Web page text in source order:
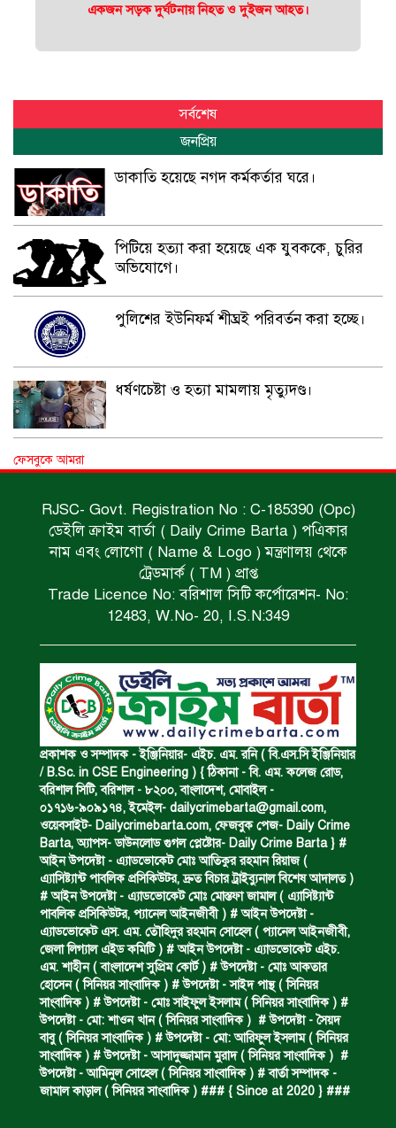
একজন সড়ক দুর্ঘটনায় নিহত ও দুইজন আহত।
সর্বশেষ
জনপ্রিয়
ডাকাতি হয়েছে নগদ কর্মকর্তার ঘরে।
পিটিয়ে হত্যা করা হয়েছে এক যুবককে, চুরির
অভিযোগে।
পুলিশের ইউনিফর্ম শীঘ্রই পরিবর্তন করা হচ্ছে।
ধর্ষণচেষ্টা ও হত্যা মামলায় মৃত্যুদণ্ড।
সড়ক দুর্ঘটনায় বাসচাপায় মৃত্যুর ঘটনা।
বিজিবি’র অভিযানে ইয়াবা জব্দ।
অপহৃত রোহিঙ্গা উদ্ধার।
পানিতে ডুবে এক ছাত্রের মৃত্যু।
ঝুলন্ত মরদেহ উদ্ধার।
অবৈধ ঘের নির্মাণে আটক।
একজন সড়ক দুর্ঘটনায় নিহত ও দুইজন আহত।
ডাকাত দলের সদস্য গ্রেফতার।
ঝুলন্ত মরদেহ উদ্ধার।
ফেসবুকে আমরা
RJSC- Govt. Registration No : C-185390 (Opc)
ডেইলি ক্রাইম বার্তা ( Daily Crime Barta ) পএিকার
নাম এবং লোগো ( Name & Logo ) মন্ত্রণালয় থেকে
ট্রেডমার্ক ( TM ) প্রাপ্ত
Trade Licence No: বরিশাল সিটি কর্পোরেশন- No:
12483, W.No- 20, I.S.N:349
প্রকাশক ও সম্পাদক - ইঞ্জিনিয়ার- এইচ. এম. রনি ( বি.এস.সি ইঞ্জিনিয়ার
/ B.Sc. in CSE Engineering ) { ঠিকানা - বি. এম. কলেজ রোড,
বরিশাল সিটি, বরিশাল - ৮২০০, বাংলাদেশ, মোবাইল -
০১৭১৬-৯০৯১৭৪, ইমেইল- dailycrimebarta@gmail.com,
ওয়েবসাইট- Dailycrimebarta.com, ফেজবুক পেজ- Daily Crime
Barta, অ‍্যাপস- ডাউনলোড গুগল প্লেষ্টোর- Daily Crime Barta } #
আইন উপদেষ্টা - এ্যাডভোকেট মোঃ আতিকুর রহমান রিয়াজ (
এ‍্যাসিষ্ট‍্যান্ট পাবলিক প্রসিকিউটর, দ্রুত বিচার ট্রাইব্যুনাল বিশেষ আদালত )
# আইন উপদেষ্টা - এ্যাডভোকেট মোঃ মোস্তফা জামাল ( এ‍্যাসিষ্ট‍্যান্ট
পাবলিক প্রসিকিউটর, প‍্যানেল আইনজীবী ) # আইন উপদেষ্টা -
এ্যাডভোকেট এস. এম. তৌহিদুর রহমান সোহেল ( প‍্যানেল আইনজীবী,
জেলা লিগ্যাল এইড কমিটি ) # আইন উপদেষ্টা - এ্যাডভোকেট এইচ.
এম. শাহীন ( বাংলাদেশ সুপ্রিম কোর্ট ) # উপদেষ্টা - মোঃ আকতার
হোসেন ( সিনিয়র সাংবাদিক ) # উপদেষ্টা - সাইদ পান্থ ( সিনিয়র
সাংবাদিক ) # উপদেষ্টা - মোঃ সাইফুল ইসলাম ( সিনিয়র সাংবাদিক ) #
উপদেষ্টা - মো: শাওন খান ( সিনিয়র সাংবাদিক ) # উপদেষ্টা - সৈয়দ
বাবু ( সিনিয়র সাংবাদিক ) # উপদেষ্টা - মো: আরিফুল ইসলাম ( সিনিয়র
সাংবাদিক ) # উপদেষ্টা - আসাদুজ্জামান মুরাদ ( সিনিয়র সাংবাদিক ) #
উপদেষ্টা - আমিনুল সোহেল ( সিনিয়র সাংবাদিক ) # বার্তা সম্পাদক -
জামাল কাড়াল ( সিনিয়র সাংবাদিক ) ### { Since at 2020 } ###